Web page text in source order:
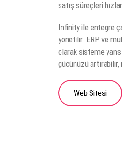
satış süreçleri
Infinity ile entegre
yönetilir. ERP ve
olarak sisteme
gücünüzü
Web Sitesi